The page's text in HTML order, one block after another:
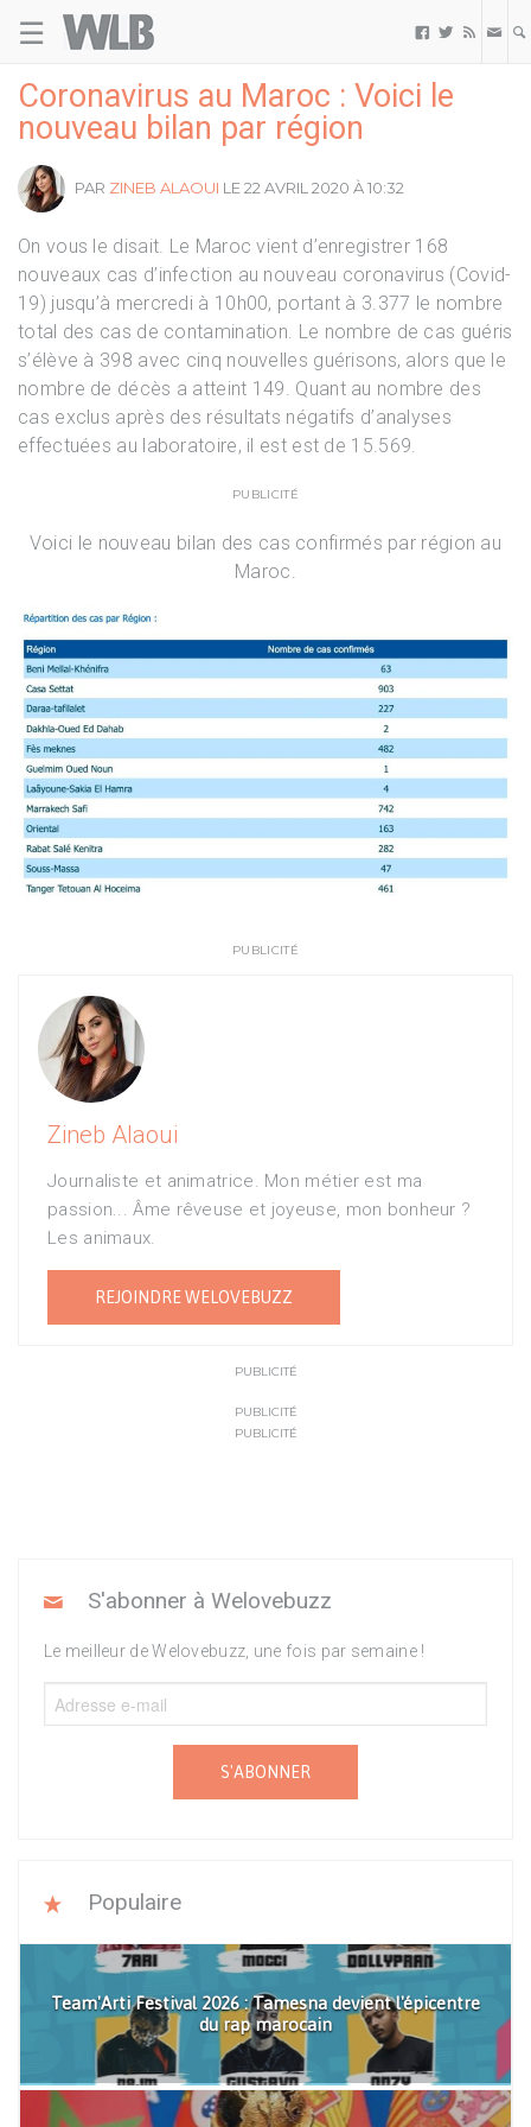
☰   
Coronavirus au Maroc : Voici le
nouveau bilan par région
PAR ZINEB ALAOUI LE 22 AVRIL 2020 À 10:32
On vous le disait. Le Maroc vient d’enregistrer 168
nouveaux cas d’infection au nouveau coronavirus (Covid-
19) jusqu’à mercredi à 10h00, portant à 3.377 le nombre
total des cas de contamination. Le nombre de cas guéris
s’élève à 398 avec cinq nouvelles guérisons, alors que le
nombre de décès a atteint 149. Quant au nombre des
cas exclus après des résultats négatifs d’analyses
effectuées au laboratoire, il est est de 15.569.
PUBLICITÉ
Voici le nouveau bilan des cas confirmés par région au
Maroc.
PUBLICITÉ
Zineb Alaoui
Journaliste et animatrice. Mon métier est ma
passion... Âme rêveuse et joyeuse, mon bonheur ?
Les animaux.
REJOINDRE WELOVEBUZZ
PUBLICITÉ
PUBLICITÉ
PUBLICITÉ
S'abonner à Welovebuzz
Le meilleur de Welovebuzz, une fois par semaine !
S'ABONNER
Populaire
Team'Arti Festival 2026 : Tamesna devient l'épicentre
du rap marocain